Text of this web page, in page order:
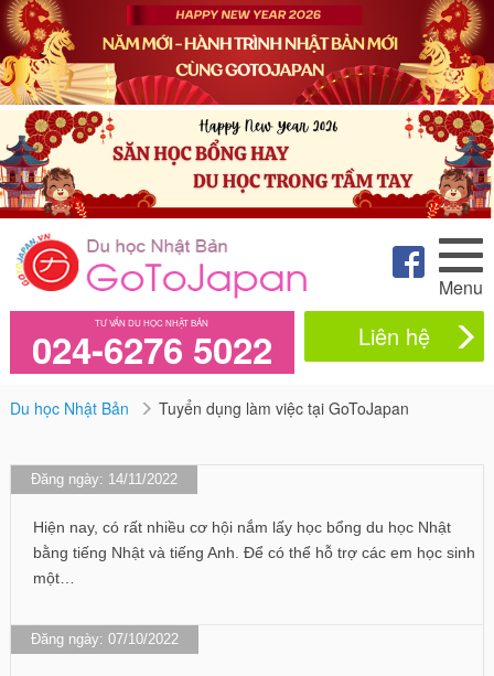
Menu
TƯ VẤN DU HỌC NHẬT BẢN
024-6276 5022 Liên hệ
Du học Nhật Bản Tuyển dụng làm việc tại GoToJapan
Đăng ngày: 14/11/2022
Hiện nay, có rất nhiều cơ hội nắm lấy học bổng du học Nhật
bằng tiếng Nhật và tiếng Anh. Để có thể hỗ trợ các em học sinh
một…
Đăng ngày: 07/10/2022